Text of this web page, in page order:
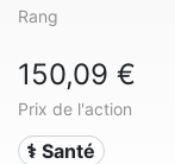
Rang
150,09 €
Prix de l'action
⚕️ Santé